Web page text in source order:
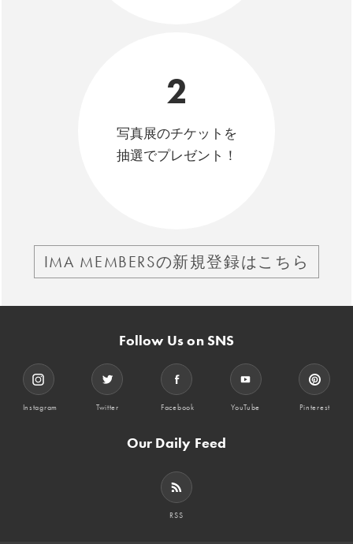
2
写真展のチケットを
抽選でプレゼント！
IMA MEMBERSの新規登録はこちら
Follow Us on SNS
Instagram Twitter Facebook YouTube Pinterest
Our Daily Feed
RSS